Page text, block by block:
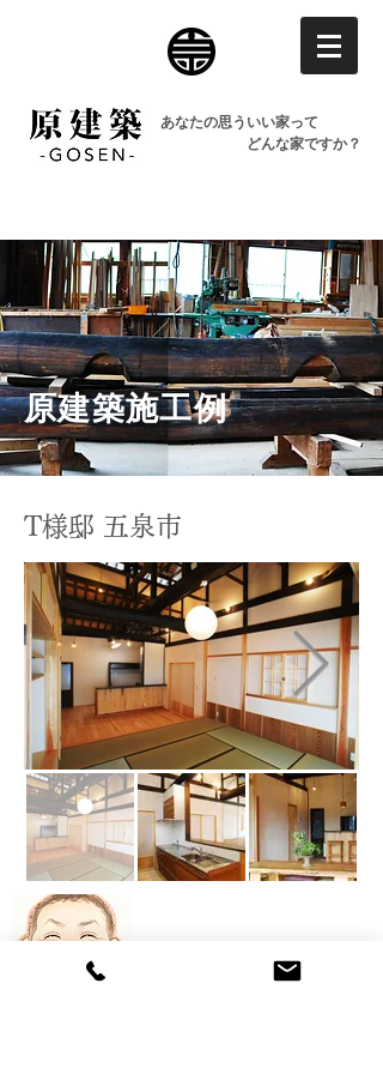
あなたの思ういい家って
どんな家ですか？
原建築施工例
T様邸 五泉市